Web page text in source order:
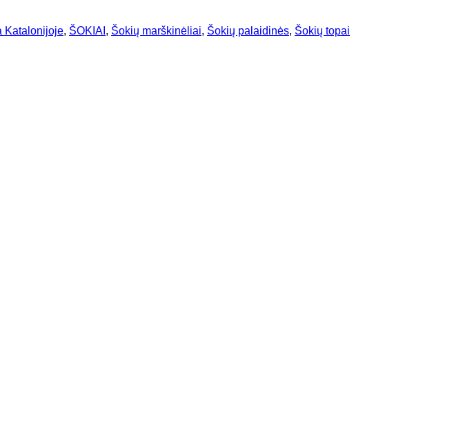
Katalonijoje, ŠOKIAI , Šokių marškinėliai, Šokių palaidinės, Šokių topai